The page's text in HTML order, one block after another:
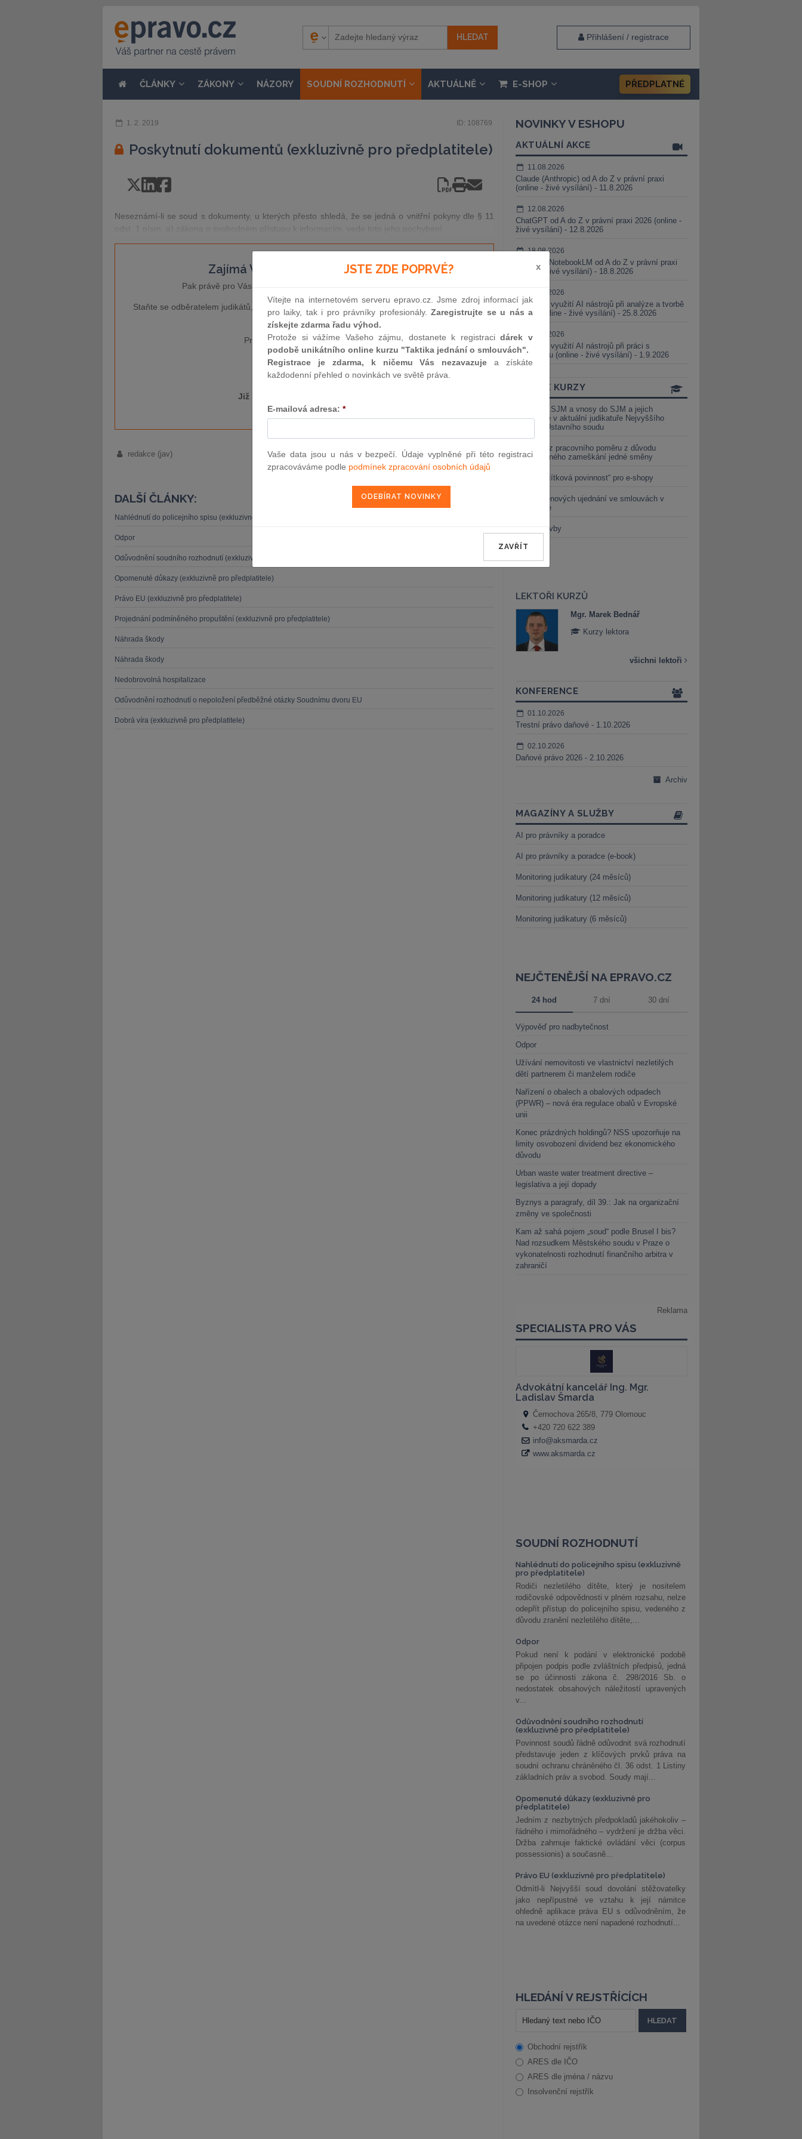
Přihlášení / registrace
ČLÁNKY ZÁKONY NÁZORY SOUDNÍ ROZHODNUTÍ AKTUÁLNĚ E-SHOP PŘEDPLATNÉ
1. 2. 2019 ID: 108769
Poskytnutí dokumentů (exkluzivně pro předplatitele)
Neseznámí-li se soud s dokumenty, u kterých přesto shledá, že se jedná o vnitřní pokyny dle § 11
odst. 1 písm. a) zákona o svobodném přístupu k informacím, vede toto jeho pochybení
Zajímá Vás tento aktuální judikát?
Pak právě pro Vás je určena naše služba „
Staňte se odběratelem judikátů, které jsou určené pouze předplatitelům a nejsou přístupné
veřejně.
Pro více informací navštivte náš
E-SHOP
Již mám předplatné -
redakce (jav) 1. 2. 2019
DALŠÍ ČLÁNKY:
Nahlédnutí do policejního spisu (exkluzivně pro předplatitele)
Odpor
Odůvodnění soudního rozhodnutí (exkluzivně pro předplatitele)
Opomenuté důkazy (exkluzivně pro předplatitele)
Právo EU (exkluzivně pro předplatitele)
Projednání podmíněného propuštění (exkluzivně pro předplatitele)
Náhrada škody
Náhrada škody
Nedobrovolná hospitalizace
Odůvodnění rozhodnutí o nepoložení předběžné otázky Soudnímu dvoru EU
Dobrá víra (exkluzivně pro předplatitele)
NOVINKY V ESHOPU
AKTUÁLNÍ AKCE
11.08.2026
Claude (Anthropic) od A do Z v právní praxi
(online - živé vysílání) - 11.8.2026
12.08.2026
ChatGPT od A do Z v právní praxi 2026 (online -
živé vysílání) - 12.8.2026
18.08.2026
Gemini a NotebookLM od A do Z v právní praxi
(online - živé vysílání) - 18.8.2026
25.08.2026
Praktické využití AI nástrojů při analýze a tvorbě
smluv (online - živé vysílání) - 25.8.2026
01.09.2026
Praktické využití AI nástrojů při práci s
judikaturou (online - živé vysílání) - 1.9.2026
ONLINE KURZY
Vnosy ze SJM a vnosy do SJM a jejich
valorizace v aktuální judikatuře Nejvyššího
soudu a Ústavního soudu
Výpověď z pracovního poměru z důvodu
neomluveného zameškání jedné směny
Nová „tlačítková povinnost“ pro e-shopy
Změna cenových ujednání ve smlouvách v
energetice
Černé stavby
LEKTOŘI KURZŮ
JUDr. Tomáš Nielsen
JUDr. Tomáš Sokol
Mgr. Marek Bednář
Kurzy lektora
všichni lektoři
KONFERENCE
01.10.2026
Trestní právo daňové - 1.10.2026
02.10.2026
Daňové právo 2026 - 2.10.2026
Archiv
MAGAZÍNY A SLUŽBY
AI pro právníky a poradce
AI pro právníky a poradce (e-book)
Monitoring judikatury (24 měsíců)
Monitoring judikatury (12 měsíců)
Monitoring judikatury (6 měsíců)
NEJČTENĚJŠÍ NA EPRAVO.CZ
24 hod 7 dní 30 dní
Výpověď pro nadbytečnost
Odpor
Užívání nemovitosti ve vlastnictví nezletilých
dětí partnerem či manželem rodiče
Nařízení o obalech a obalových odpadech
(PPWR) – nová éra regulace obalů v Evropské
unii
Konec prázdných holdingů? NSS upozorňuje na
limity osvobození dividend bez ekonomického
důvodu
Urban waste water treatment directive –
legislativa a její dopady
Byznys a paragrafy, díl 39.: Jak na organizační
změny ve společnosti
Kam až sahá pojem „soud“ podle Brusel I bis?
Nad rozsudkem Městského soudu v Praze o
vykonatelnosti rozhodnutí finančního arbitra v
zahraničí
SOUDNÍ ROZHODNUTÍ
Nahlédnutí do policejního spisu (exkluzivně
pro předplatitele)
Rodiči nezletilého dítěte, který je nositelem
rodičovské odpovědnosti v plném rozsahu, nelze
odepřít přístup do policejního spisu, vedeného z
důvodu zranění nezletilého dítěte,...
Odpor
Pokud není k podání v elektronické podobě
připojen podpis podle zvláštních předpisů, jedná
se po účinnosti zákona č. 298/2016 Sb. o
nedostatek obsahových náležitostí upravených
v...
Odůvodnění soudního rozhodnutí
(exkluzivně pro předplatitele)
Povinnost soudů řádně odůvodnit svá rozhodnutí
představuje jeden z klíčových prvků práva na
soudní ochranu chráněného čl. 36 odst. 1 Listiny
základních práv a svobod. Soudy mají...
Opomenuté důkazy (exkluzivně pro
předplatitele)
Jedním z nezbytných předpokladů jakéhokoliv –
řádného i mimořádného – vydržení je držba věci.
Držba zahrnuje faktické ovládání věci (corpus
possessionis) a současně...
Právo EU (exkluzivně pro předplatitele)
Odmítl-li Nejvyšší soud dovolání stěžovatelky
jako nepřípustné ve vztahu k její námitce
ohledně aplikace práva EU s odůvodněním, že
na uvedené otázce není napadené rozhodnutí...
HLEDÁNÍ V REJSTŘÍCÍCH
Obchodní rejstřík
ARES dle IČO
ARES dle jména / názvu
Insolvenční rejstřík
JSTE ZDE POPRVÉ? x
Vítejte na internetovém serveru epravo.cz. Jsme zdroj informací jak
pro laiky, tak i pro právníky profesionály.Zaregistrujte se u nás a
získejte zdarma řadu výhod.
Protože si vážíme Vašeho zájmu, dostanete k registracidárek v
podobě unikátního online kurzu "Taktika jednání o smlouvách".
Registrace je zdarma, k ničemu Vás nezavazuje a získáte
každodenní přehled o novinkách ve světě práva.
E-mailová adresa: *
Vaše data jsou u nás v bezpečí. Údaje vyplněné při této registraci
zpracováváme podle podmínek zpracování osobních údajů
ZAVŘÍT